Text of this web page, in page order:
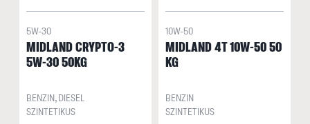
5W-30
MIDLAND CRYPTO-3
5W-30 50KG
BENZIN, DIESEL
SZINTETIKUS
10W-50
MIDLAND 4T 10W-50 50
KG
BENZIN
SZINTETIKUS